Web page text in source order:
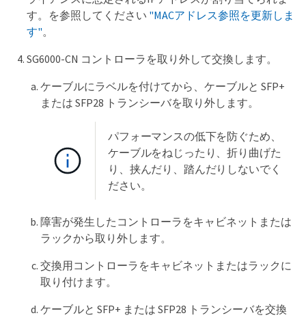
す。を参照してください "MACアドレス参照を更新しま
す"。
SG6000-CN コントローラを取り外して交換します。
ケーブルにラベルを付けてから、ケーブルと SFP+
または SFP28 トランシーバを取り外します。
パフォーマンスの低下を防ぐため、
ケーブルをねじったり、折り曲げた
り、挟んだり、踏んだりしないでく
ださい。
障害が発生したコントローラをキャビネットまたは
ラックから取り外します。
交換用コントローラをキャビネットまたはラックに
取り付けます。
ケーブルと SFP+ または SFP28 トランシーバを交換